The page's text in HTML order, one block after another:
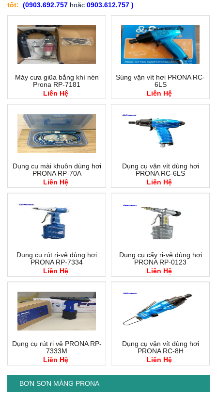
tốt: (0903.692.757 hoặc 0903.612.757 )
Máy cưa giũa bằng khí nén
Prona RP-7181
Liên Hệ
Súng vặn vít hơi PRONA RC-
6LS
Liên Hệ
Dụng cụ mài khuôn dùng hơi
PRONA RP-70A
Liên Hệ
Dụng cụ vặn vít dùng hơi
PRONA RC-6LS
Liên Hệ
Dụng cụ rút ri-vê dùng hơi
PRONA RP-7334
Liên Hệ
Dụng cụ cấy ri-vê dùng hơi
PRONA RP-0123
Liên Hệ
Dụng cụ rút ri vê PRONA RP-
7333M
Liên Hệ
Dụng cụ vặn vít dùng hơi
PRONA RC-8H
Liên Hệ
BƠN SƠN MÀNG PRONA